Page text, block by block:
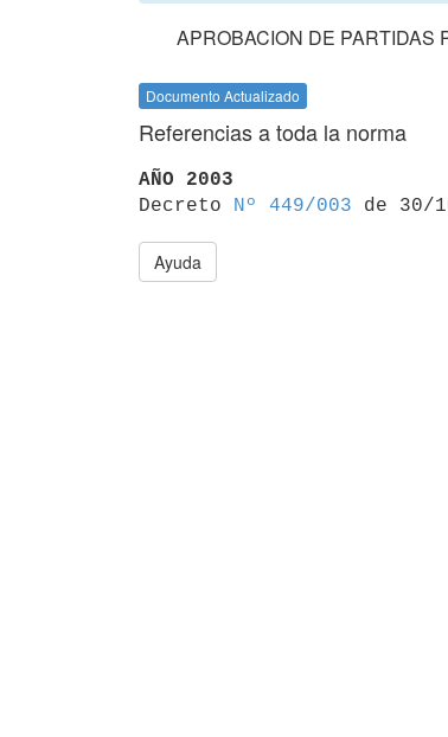
APROBACION DE PARTIDAS
Documento Actualizado
Referencias a toda la norma
AÑO 2003
Decreto
Nº 449/003
Ayuda